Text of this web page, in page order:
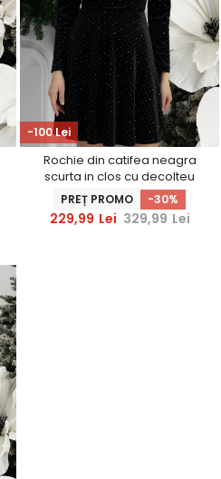
-100 Lei
Rochie din catifea neagra
scurta in clos cu decolteu
petrecut si sclipici-
StarShinerS
PREȚ PROMO -30%
229,99 Lei 329,99 Lei